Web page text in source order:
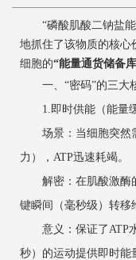
“磷酸肌酸二钠盐能
地抓住了该物质的核
细胞的“能量通货储备
一、“密码”的三大
1.即时供能（能量缓
场景：当细胞突然
力），ATP迅速耗竭。
解密：在肌酸激酶的
键瞬间（毫秒级）转移
意义：保证了ATP水
秒）的运动提供即时能